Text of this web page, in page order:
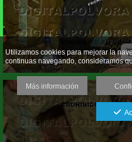
Utilizamos cookies para mejorar la
continuas navegando, consideramos
Más información